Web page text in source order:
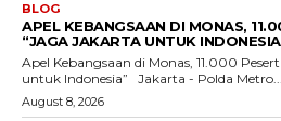
BLOG
APEL KEBANGSAAN DI MONAS,
“JAGA JAKARTA UNTUK
Apel Kebangsaan di Monas, 11.000
untuk Indonesia” Jakarta - Polda Metro...
August 8, 2026